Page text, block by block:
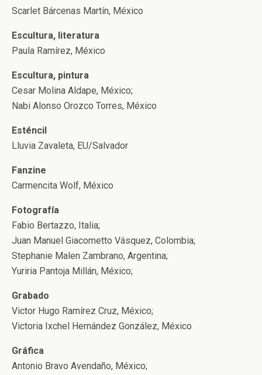
Scarlet Bárcenas Martín, México
Escultura, literatura
Paula Ramírez, México
Escultura, pintura
Cesar Molina Aldape, México;
Nabi Alonso Orozco Torres, México
Esténcil
Lluvia Zavaleta, EU/Salvador
Fanzine
Carmencita Wolf, México
Fotografía
Fabio Bertazzo, Italia;
Juan Manuel Giacometto Vásquez, Colombia;
Stephanie Malen Zambrano, Argentina;
Yuriria Pantoja Millán, México;
Grabado
Victor Hugo Ramírez Cruz, México;
Victoria Ixchel Hernández González, México
Gráfica
Antonio Bravo Avendaño, México;